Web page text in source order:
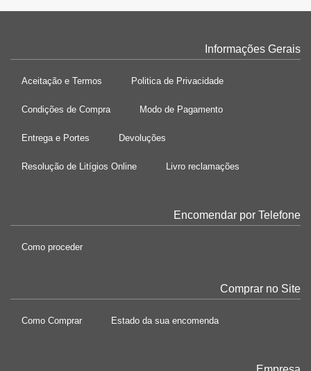
Informações Gerais
Aceitação e Termos Politica de Privacidade
Condições de Compra Modo de Pagamento
Entrega e Portes Devoluções
Resolução de Litígios Online Livro reclamações
Encomendar por Telefone
Como proceder
Comprar no Site
Como Comprar Estado da sua encomenda